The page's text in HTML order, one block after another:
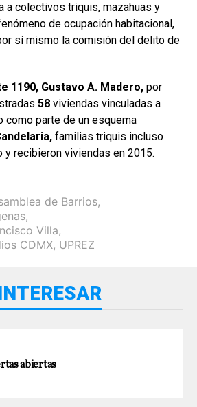
a colectivos triquis, mazahuas y
de ocupación habitacional,
sí mismo la comisión del delito de
1190, Gustavo A. Madero, por
58 viviendas vinculadas a
como parte de un esquema
familias triquis incluso
y recibieron viviendas en 2015.
de Barrios,
,
Villa,
CDMX, UPREZ
abiertas